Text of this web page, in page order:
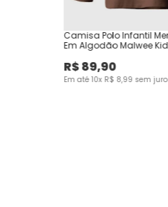
Camisa Polo Infantil
Em Algodão Malwee
R$89,90
Em até10x R$ 8,99 sem